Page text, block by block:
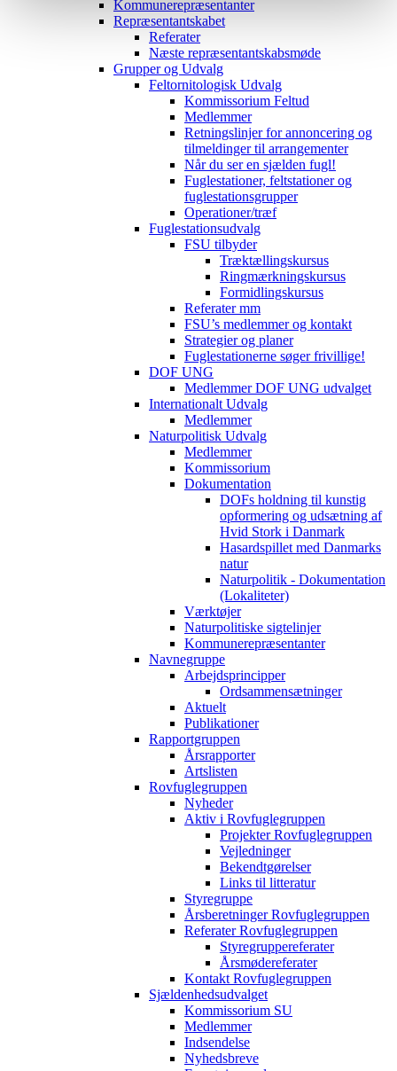
Kommunerepræsentanter
Repræsentantskabet
Referater
Næste repræsentantskabsmøde
Grupper og Udvalg
Feltornitologisk Udvalg
Kommissorium Feltud
Medlemmer
Retningslinjer for annoncering og
tilmeldinger til arrangementer
Når du ser en sjælden fugl!
Fuglestationer, feltstationer og
fuglestationsgrupper
Operationer/træf
Fuglestationsudvalg
FSU tilbyder
Træktællingskursus
Ringmærkningskursus
Formidlingskursus
Referater mm
FSU’s medlemmer og kontakt
Strategier og planer
Fuglestationerne søger frivillige!
DOF UNG
Medlemmer DOF UNG udvalget
Internationalt Udvalg
Medlemmer
Naturpolitisk Udvalg
Medlemmer
Kommissorium
Dokumentation
DOFs holdning til kunstig
opformering og udsætning af
Hvid Stork i Danmark
Hasardspillet med Danmarks
natur
Naturpolitik - Dokumentation
(Lokaliteter)
Værktøjer
Naturpolitiske sigtelinjer
Kommunerepræsentanter
Navnegruppe
Arbejdsprincipper
Ordsammensætninger
Aktuelt
Publikationer
Rapportgruppen
Årsrapporter
Artslisten
Rovfuglegruppen
Nyheder
Aktiv i Rovfuglegruppen
Projekter Rovfuglegruppen
Vejledninger
Bekendtgørelser
Links til litteratur
Styregruppe
Årsberetninger Rovfuglegruppen
Referater Rovfuglegruppen
Styregruppereferater
Årsmødereferater
Kontakt Rovfuglegruppen
Sjældenhedsudvalget
Kommissorium SU
Medlemmer
Indsendelse
Nyhedsbreve